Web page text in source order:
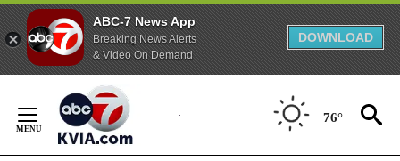
ABC-7 News App
Breaking News Alerts
& Video On Demand
DOWNLOAD
Content
76°